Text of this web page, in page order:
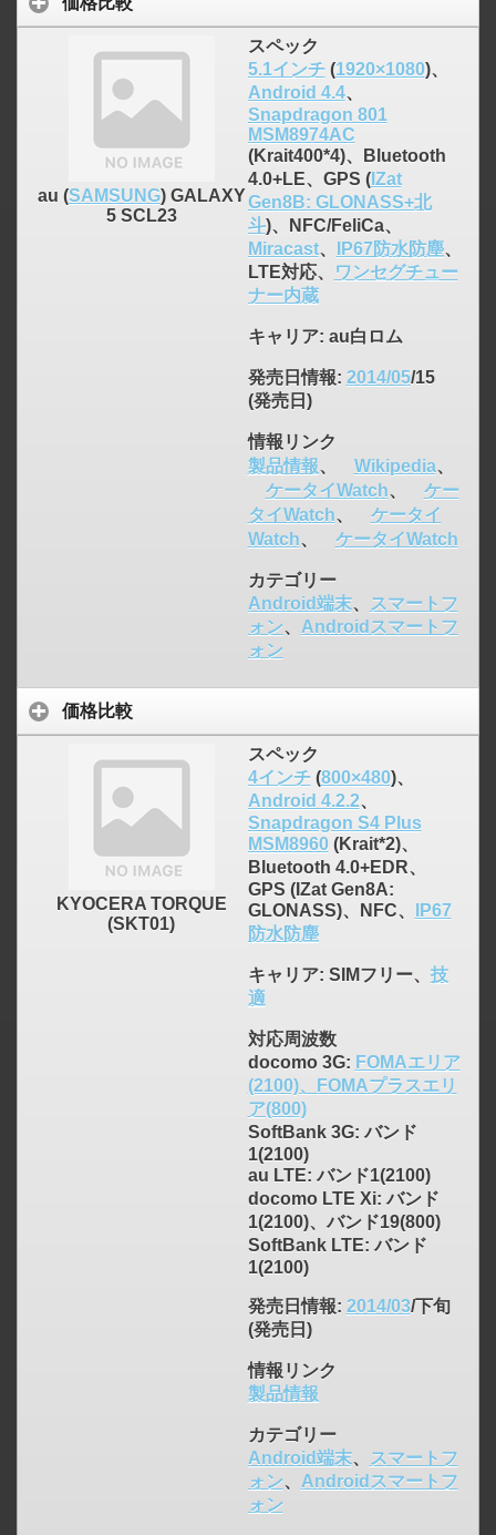
au (SAMSUNG) GALAXY
5 SCL23
スペック
5.1インチ(1920×1080)、
Android 4.4、
Snapdragon 801
MSM8974AC
(Krait400*4)、Bluetooth
4.0+LE、GPS (IZat
Gen8B: GLONASS+北
斗)、NFC/FeliCa、
Miracast、 IP67防水防塵、
LTE対応、
ワンセグチュー
ナー内蔵
キャリア: au白ロム
発売日情報: 2014/05/15
(発売日)
情報リンク
製品情報、 Wikipedia、
ケータイWatch、
ケー
タイWatch、
ケータイ
Watch、 ケータイWatch
カテゴリー
Android端末、
スマートフ
ォン、 Androidスマートフ
ォン
価格比較
KYOCERA TORQUE
(SKT01)
スペック
4インチ(800×480)、
Android 4.2.2、
Snapdragon S4 Plus
MSM8960(Krait*2)、
Bluetooth 4.0+EDR、
GPS (IZat Gen8A:
GLONASS)、NFC、
IP67
防水防塵
キャリア: SIMフリー、 技
適
対応周波数
docomo 3G: FOMAエリア
(2100)、FOMAプラスエリ
ア(800)
SoftBank 3G: バンド
1(2100)
au LTE: バンド1(2100)
docomo LTE Xi: バンド
1(2100)、バンド19(800)
SoftBank LTE: バンド
1(2100)
発売日情報: 2014/03/下旬
(発売日)
情報リンク
製品情報
カテゴリー
Android端末、
スマートフ
ォン、 Androidスマートフ
ォン
click to expand contents